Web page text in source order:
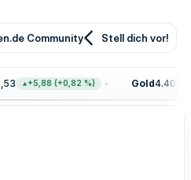
Community Stell dich vor!
+5,88 (+0,82 %) Gold4.401,30